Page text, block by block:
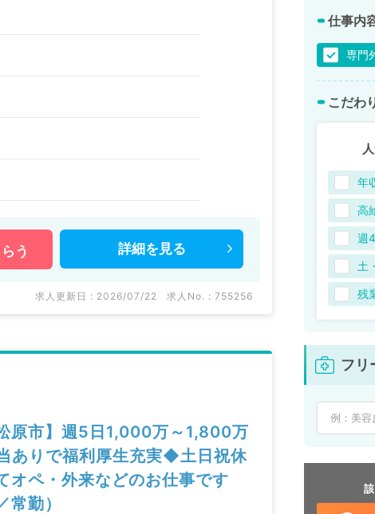
う 詳細を 見る
求人更新日 : 2026/07/22 求人No. : 755256
原市】週5日1,000万～1,800万
ありで福利厚生充実◆土日祝休
オペ・外来などのお仕事です
常勤）
仕事内
専門
こだわ
年
高
週
土
残
フリ